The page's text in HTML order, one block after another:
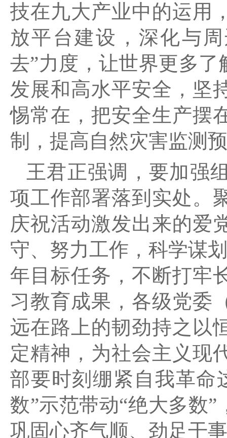
技在九大产业中的运用
放平台建设，深化与
去”力度，让世界更多
发展和高水平安全，坚
惕常在，把安全生产摆
制，提高自然灾害监测
王君正强调，要加强
项工作部署落到实处。
庆祝活动激发出来的爱
守、努力工作，科学谋
年目标任务，不断打牢
习教育成果，各级党委
远在路上的韧劲持之以
定精神，为社会主义现
部要时刻绷紧自我革命
数”示范带动“绝大多数
巩固心齐气顺、劲足干